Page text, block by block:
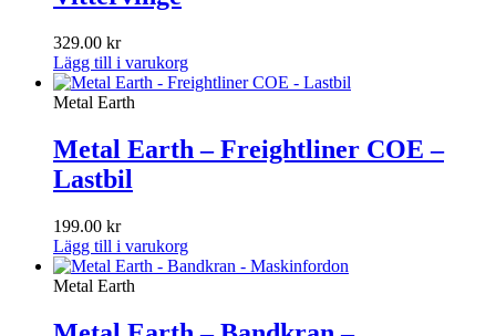
329.00 kr
Lägg till i varukorg
Metal Earth
Metal Earth – Freightliner COE –
Lastbil
199.00 kr
Lägg till i varukorg
Metal Earth